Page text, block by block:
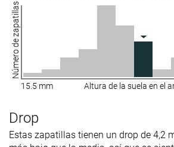
Número de zapatillas
15.5 mm Altura de la suela en el
Drop
Estas zapatillas tienen un drop de 4,2